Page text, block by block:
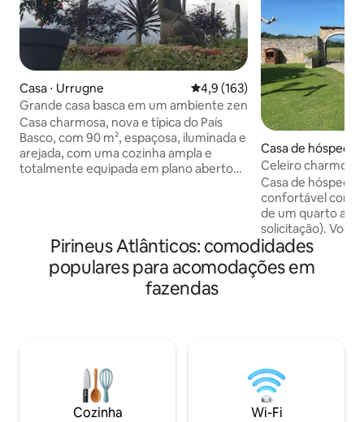
Casa ⋅ Urrugne 4,9 de uma avaliação média de
4,9 (163)
Grande casa basca em um ambiente zen
Casa charmosa, nova e típica do País
Basco, com 90 m², espaçosa, iluminada e
arejada, com uma cozinha ampla e
totalmente equipada em plano aberto
LENÇÓIS incluindo 1 com TV Banheiro
grande, chuveiro com box (toalhas
fornecidas) Jardim muito grande
Casa de
Celeiro
Montanhas
Casa de
confortável com
de um quarto
solicitação). Você vai apreciar a
atmosfera calma
especialmente
os Pirenéus. O
(25 km), Espanha
natureza, mas a
carro de lojas,
Pirineus Atlânticos: comodidades
populares para acomodações em
fazendas
Cozinha Wi-Fi